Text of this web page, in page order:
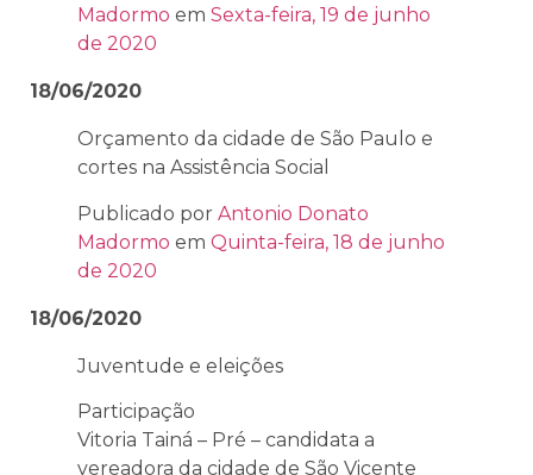
Madormo em Sexta-feira, 19 de junho
de 2020
18/06/2020
Orçamento da cidade de São Paulo e
cortes na Assistência Social
Publicado por Antonio Donato
Madormo em Quinta-feira, 18 de junho
de 2020
18/06/2020
Juventude e eleições
Participação
Vitoria Tainá – Pré – candidata a
vereadora da cidade de São Vicente